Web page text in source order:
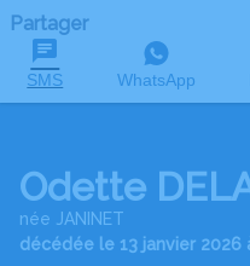
Partager
SMS WhatsApp
Odette
née JANINET
décédée le 13 janvier 2026